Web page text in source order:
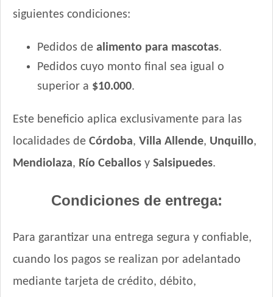
siguientes condiciones:
Pedidos de alimento para mascotas.
Pedidos cuyo monto final sea igual o
superior a $10.000.
Este beneficio aplica exclusivamente para las
localidades de Córdoba, Villa Allende, Unquillo,
Mendiolaza, Río Ceballos y Salsipuedes.
Condiciones de entrega:
Para garantizar una entrega segura y confiable,
cuando los pagos se realizan por adelantado
mediante tarjeta de crédito, débito,